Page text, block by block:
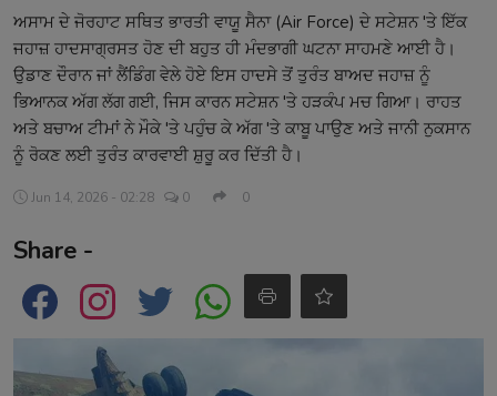
Kitaab Kahani
Gallery
Sponsors
Matrimonial
Event
Contact
ਅਸਾਮ ਦੇ ਜੋਰਹਾਟ ਸਥਿਤ ਭਾਰਤੀ ਵਾਯੂ ਸੈਨਾ (Air Force) ਦੇ ਸਟੇਸ਼ਨ 'ਤੇ ਇੱਕ
ਜਹਾਜ਼ ਹਾਦਸਾਗ੍ਰਸਤ ਹੋਣ ਦੀ ਬਹੁਤ ਹੀ ਮੰਦਭਾਗੀ ਘਟਨਾ ਸਾਹਮਣੇ ਆਈ ਹੈ।
ਉਡਾਣ ਦੌਰਾਨ ਜਾਂ ਲੈਂਡਿੰਗ ਵੇਲੇ ਹੋਏ ਇਸ ਹਾਦਸੇ ਤੋਂ ਤੁਰੰਤ ਬਾਅਦ ਜਹਾਜ਼ ਨੂੰ
ਭਿਆਨਕ ਅੱਗ ਲੱਗ ਗਈ, ਜਿਸ ਕਾਰਨ ਸਟੇਸ਼ਨ 'ਤੇ ਹੜਕੰਪ ਮਚ ਗਿਆ। ਰਾਹਤ
ਅਤੇ ਬਚਾਅ ਟੀਮਾਂ ਨੇ ਮੌਕੇ 'ਤੇ ਪਹੁੰਚ ਕੇ ਅੱਗ 'ਤੇ ਕਾਬੂ ਪਾਉਣ ਅਤੇ ਜਾਨੀ ਨੁਕਸਾਨ
ਨੂੰ ਰੋਕਣ ਲਈ ਤੁਰੰਤ ਕਾਰਵਾਈ ਸ਼ੁਰੂ ਕਰ ਦਿੱਤੀ ਹੈ।
Jun 14, 2026 - 02:28 0 0
Share -